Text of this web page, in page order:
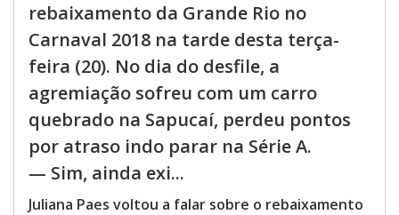
rebaixamento da Grande Rio no
Carnaval 2018 na tarde desta terça-
feira (20). No dia do desfile, a
agremiação sofreu com um carro
quebrado na Sapucaí, perdeu pontos
por atraso indo parar na Série A.
— Sim, ainda exi...
Juliana Paes voltou a falar sobre o rebaixamento